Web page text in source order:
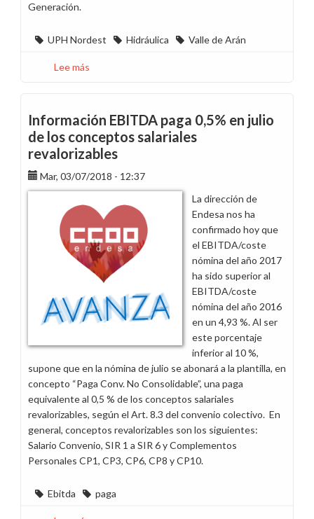
Generación.
UPH Nordest Hidráulica Valle de Arán
Lee más
Endesa
del
Gobierno
del
Valle
de
Arán
(Lérida)
Información EBITDA paga 0,5% en julio
de los conceptos salariales
revalorizables
Mar, 03/07/2018 - 12:37
La dirección de
Endesa nos ha
confirmado hoy que
el EBITDA/coste
nómina del año 2017
ha sido superior al
EBITDA/coste
nómina del año 2016
en un 4,93 %. Al ser
este porcentaje
inferior al 10 %,
supone que en la nómina de julio se abonará a la plantilla, en
concepto “Paga Conv. No Consolidable”, una paga
equivalente al 0,5 % de los conceptos salariales
revalorizables, según el Art. 8.3 del convenio colectivo. En
general, conceptos revalorizables son los siguientes:
Salario Convenio, SIR 1 a SIR 6 y Complementos
Personales CP1, CP3, CP6, CP8 y CP10.
Ebitda paga